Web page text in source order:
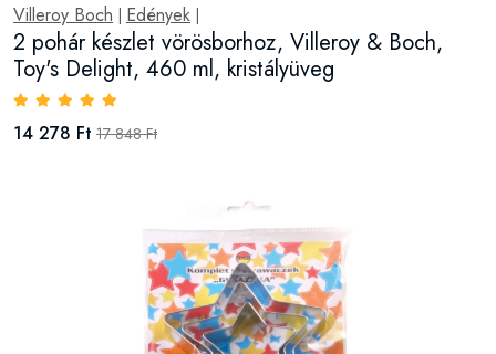
Villeroy Boch | Edények |
2 pohár készlet vörösborhoz, Villeroy & Boch,
Toy's Delight, 460 ml, kristályüveg
14 278 Ft 17 848 Ft